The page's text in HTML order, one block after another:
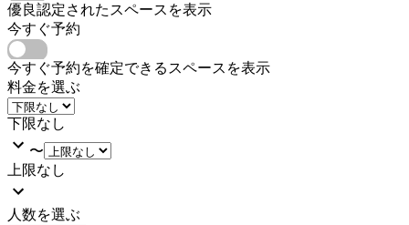
優良認定されたスペースを表示
今すぐ予約
今すぐ予約を確定できるスペースを表示
料金を選ぶ
下限なし
〜
上限なし
人数を選ぶ